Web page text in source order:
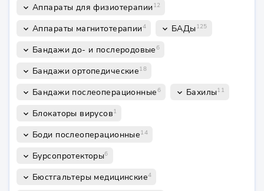
keyboard_arrow_down Аппараты для физиотерапии 12
keyboard_arrow_down Аппараты магнитотерапии4 keyboard_arrow_down БАДы 125
keyboard_arrow_down Бандажи до- и послеродовые6
keyboard_arrow_down Бандажи ортопедические18
keyboard_arrow_down Бандажи послеоперационные6 keyboard_arrow_down Бахилы11
keyboard_arrow_down Блокаторы вирусов1
keyboard_arrow_down Боди послеоперационные14
keyboard_arrow_down Бурсопротекторы6
keyboard_arrow_down Бюстгальтеры медицинские4